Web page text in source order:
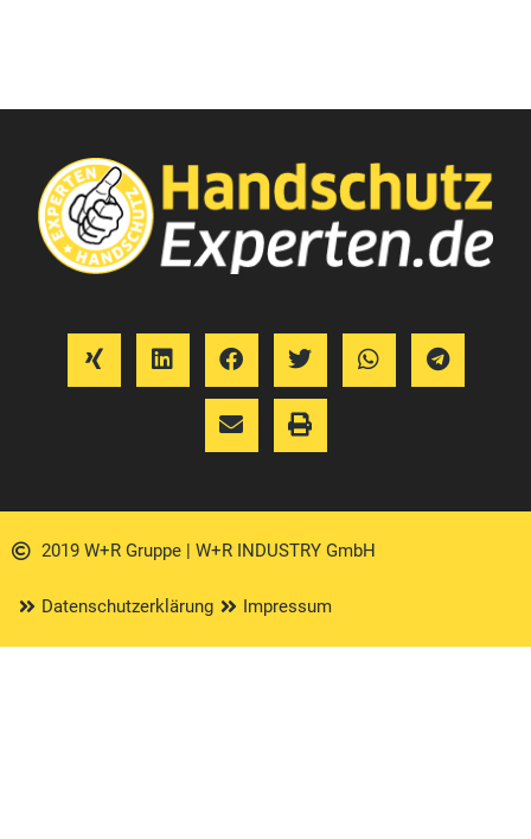
2019 W+R Gruppe | W+R INDUSTRY GmbH
Datenschutzerklärung Impressum